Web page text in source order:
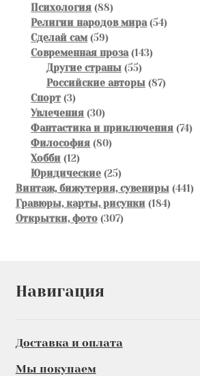
Психология 8888
товаров
Религии народов мира 5454
Сделай сам 5959
товаров
Современная проза 143143
Другие страны 5555
товаров
Российские авторы 8787
Спорт 33
товара
Увлечения 3030
товаров
Фантастика и приключения 7474
Философия 8080
Хобби 1212
товаров
Юридические 2525
товаров
Винтаж, бижутерия, сувениры 441441
Гравюры, карты, рисунки 184184
Открытки, фото 307307
Навигация
Доставка и оплата
Мы покупаем